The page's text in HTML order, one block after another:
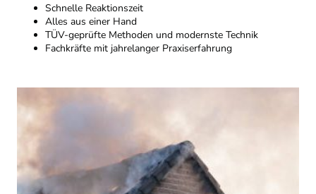
Schnelle Reaktionszeit
Alles aus einer Hand
TÜV-geprüfte Methoden und modernste Technik
Fachkräfte mit jahrelanger Praxiserfahrung